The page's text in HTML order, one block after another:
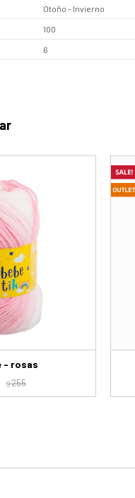
Otoño - Invierno
100
6
- rosas
$255